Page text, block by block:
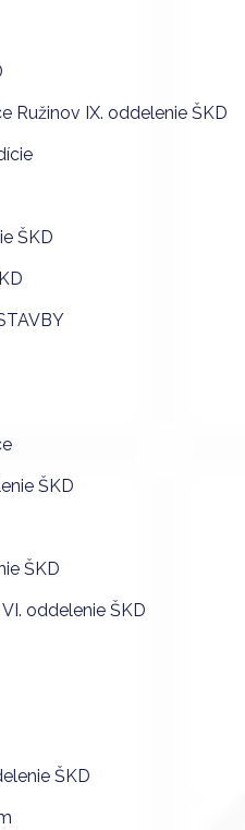
Ružinov IX. oddelenie ŠKD
ŠKD
ŠKD
ŠKD
oddelenie ŠKD
ŠKD